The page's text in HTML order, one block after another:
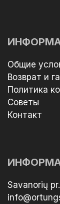
Общие
Возврат и
Политика
Советы
Контакт
Savanorių